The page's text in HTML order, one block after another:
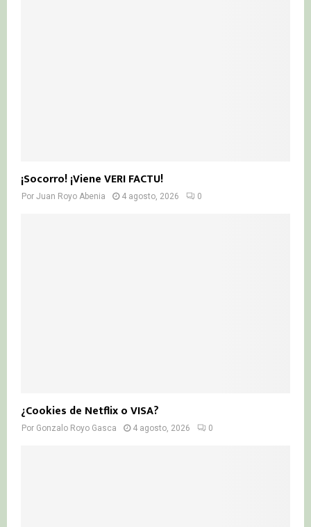
¡Socorro! ¡Viene VERI FACTU!
Por Juan Royo Abenia 4 agosto, 2026 0
¿Cookies de Netflix o VISA?
Por Gonzalo Royo Gasca 4 agosto, 2026 0